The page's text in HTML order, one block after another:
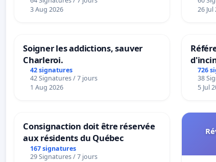
bediening van de wijken
Strombeek en Het Voor
3 Aug 2026
26 Jul
Soigner les addictions, sauver
Charleroi.
42 signatures
42 Signatures / 7 jours
1 Aug 2026
726
38
5 Jul
Consignaction doit être réservée
aux résidents du Québec
167 signatures
29 Signatures / 7 jours